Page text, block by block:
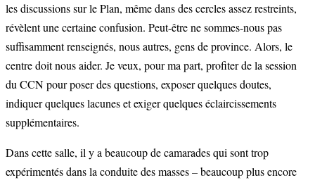
les discussions sur le Plan, même dans des cercles assez restreints,
révèlent une certaine confusion. Peut-être ne sommes-nous pas
suffisamment renseignés, nous autres, gens de province. Alors, le
centre doit nous aider. Je veux, pour ma part, profiter de la session
du CCN pour poser des questions, exposer quelques doutes,
indiquer quelques lacunes et exiger quelques éclaircissements
supplémentaires.
Dans cette salle, il y a beaucoup de camarades qui sont trop
expérimentés dans la conduite des masses – beaucoup plus encore